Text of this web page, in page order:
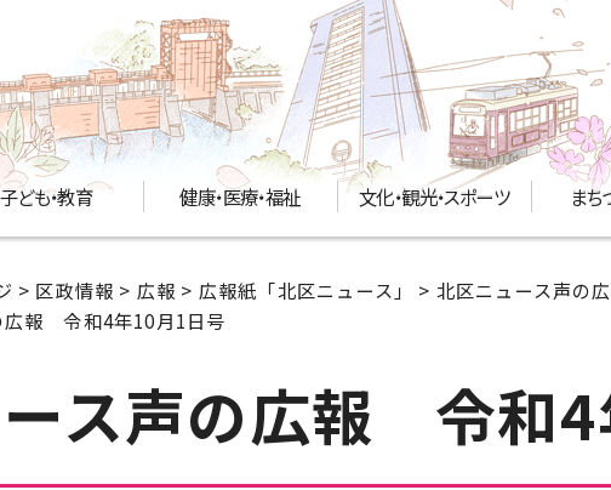
子ども・教育 健康・医療・福祉 文化・観光・スポーツ まち
> 区政情報 > 広報 > 広報紙「北区ニュース」 > 北区ニュース声の
広報 令和4年10月1日号
ス声の広報 令和